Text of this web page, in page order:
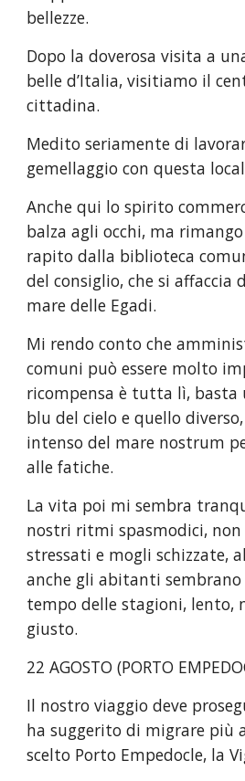
bellezze.
Dopo la doverosa visita a
belle d’Italia, visitiamo il
cittadina.
Medito seriamente di
gemellaggio con questa
Anche qui lo spirito
balza agli occhi, ma
rapito dalla biblioteca
del consiglio, che si
mare delle Egadi.
Mi rendo conto che
comuni può essere molto
ricompensa è tutta lì, basta
blu del cielo e quello
intenso del mare nostrum
alle fatiche.
La vita poi mi sembra
nostri ritmi spasmodici, non
stressati e mogli schizzate,
anche gli abitanti
tempo delle stagioni, lento,
giusto.
22 AGOSTO (PORTO
Il nostro viaggio deve
ha suggerito di migrare più
scelto Porto Empedocle, la